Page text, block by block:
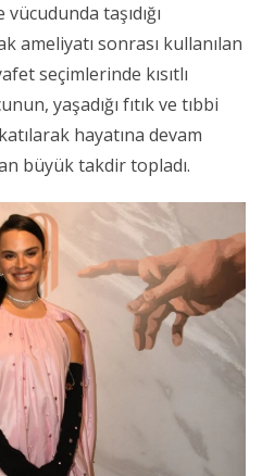
taşıdığı
ameliyatı sonrası kullanılan
seçimlerinde kısıtlı
yaşadığı fıtık ve tıbbi
hayatına devam
büyük takdir topladı.